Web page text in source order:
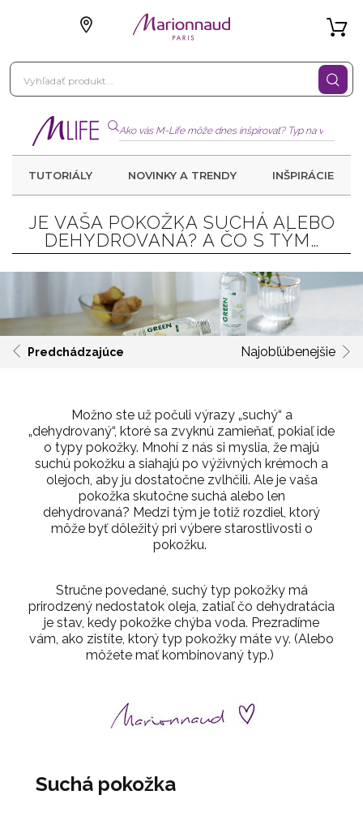
TUTORIÁLY NOVINKY A TRENDY INŠPIRÁCIE
JE VAŠA POKOŽKA SUCHÁ ALEBO
DEHYDROVANÁ? A ČO S TÝM…
Predchádzajúce Najobľúbenejšie
Možno ste už počuli výrazy „suchý“ a
„dehydrovaný“, ktoré sa zvyknú zamieňať, pokiaľ ide
o typy pokožky. Mnohí z nás si myslia, že majú
suchú pokožku a siahajú po výživných krémoch a
olejoch, aby ju dostatočne zvlhčili. Ale je vaša
pokožka skutočne suchá alebo len
dehydrovaná? Medzi tým je totiž rozdiel, ktorý
môže byť dôležitý pri výbere starostlivosti o
pokožku.
Stručne povedané, suchý typ pokožky má
prirodzený nedostatok oleja, zatiaľ čo dehydratácia
je stav , kedy pokožke chýba voda. Prezradíme
vám, ako zistíte, ktorý typ pokožky máte vy. (Alebo
môžete mať kombinovaný typ.)
Suchá pokožka